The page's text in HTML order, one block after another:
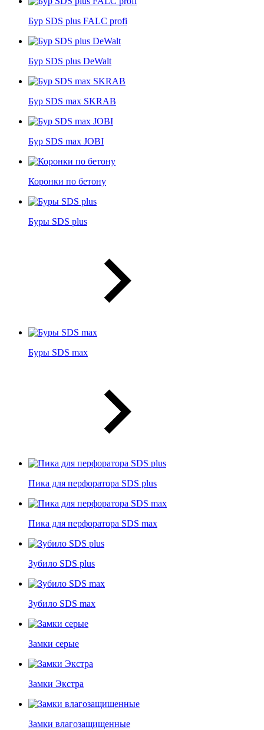
Бур SDS plus FALC profi
Бур SDS plus DeWalt
Бур SDS max SKRAB
Бур SDS max JOBI
Коронки по бетону
Буры SDS plus
Буры SDS max
Пика для перфоратора SDS plus
Пика для перфоратора SDS max
Зубило SDS plus
Зубило SDS max
Замки серые
Замки Экстра
Замки влагозащищенные